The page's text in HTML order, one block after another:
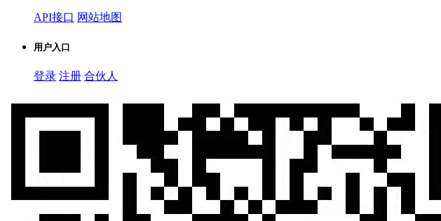
API接口 网站地图
用户入口
登录 注册 合伙人